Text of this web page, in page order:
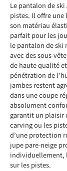
Le pantalon de
pistes. Il offre une
son matériau
parfait pour les
le pantalon de
avec des sous-
de haute qualité
pénétration de
jambes restent
dans une coupe
absolument
garantit un plaisir
carving ou les
d’une protection
jupe pare-neige
individuellement,
sur les pistes.